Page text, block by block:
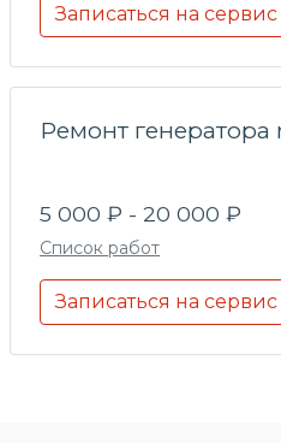
Записаться на сервис
Ремонт
5 000 ₽ - 20 000 ₽
Список работ
Записаться на сервис